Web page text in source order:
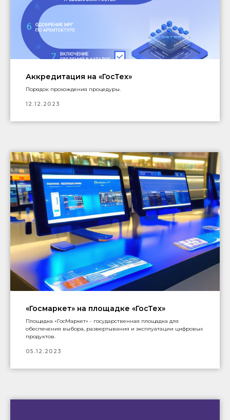
Аккредитация на «ГосТех»
Порядок прохождения процедуры.
12.12.2023
«Госмаркет» на площадке «ГосТех»
Площадка «ГосМаркет» - государственная площадка для
обеспечения выбора, развертывания и эксплуатации цифровых
продуктов.
05.12.2023